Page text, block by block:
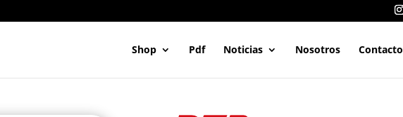
Shop Pdf Noticias Nosotros Contacto